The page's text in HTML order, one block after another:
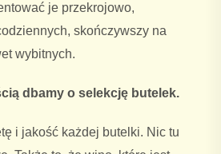
je przekrojowo,
skończywszy na
wybitnych.
dbamy o selekcję butelek.
i jakość każdej butelki. Nic tu